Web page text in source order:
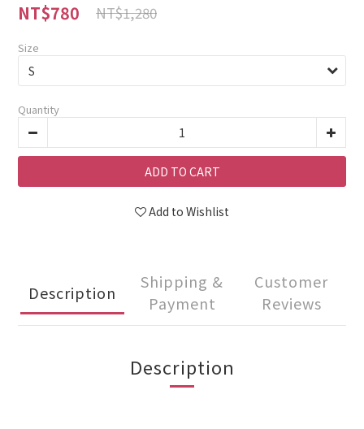
NT$780 NT$1,280
Size
Quantity
ADD TO CART
Add to Wishlist
Description
Shipping &
Payment
Customer
Reviews
Description